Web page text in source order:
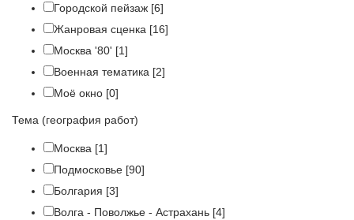
Городской пейзаж [6]
Жанровая сценка [16]
Москва '80' [1]
Военная тематика [2]
Моё окно [0]
Тема (география работ)
Москва [1]
Подмосковье [90]
Болгария [3]
Волга - Поволжье - Астрахань [4]